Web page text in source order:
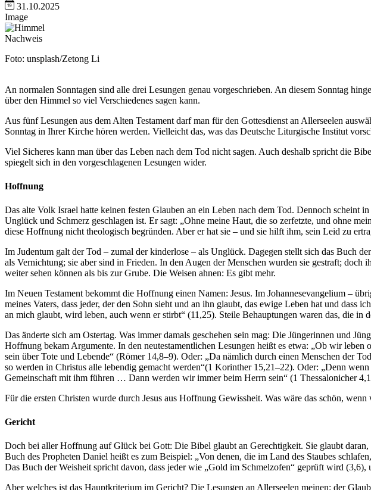
31.10.2025
Image
Nachweis
Foto: unsplash/Zetong Li
An normalen Sonntagen sind alle drei Lesungen genau vorgeschrieben. An diesem Sonntag
über den Himmel so viel Verschiedenes sagen kann.
Aus fünf Lesungen aus dem Alten Testament darf man für den Gottesdienst an Allerseelen
Sonntag in Ihrer Kirche hören werden. Vielleicht das, was das Deutsche Liturgische Institut
Viel Sicheres kann man über das Leben nach dem Tod nicht sagen. Auch deshalb spricht die
spiegelt sich in den vorgeschlagenen Lesungen wider.
Hoffnung
Das alte Volk Israel hatte keinen festen Glauben an ein Leben nach dem Tod. Dennoch
Unglück und Schmerz geschlagen ist. Er sagt: „Ohne meine Haut, die so zerfetzte, und ohne
diese Hoffnung nicht theologisch begründen. Aber er hat sie – und sie hilft ihm, sein Leid zu
Im Judentum galt der Tod – zumal der kinderlose – als Unglück. Dagegen stellt sich das Buch
als Vernichtung; sie aber sind in Frieden. In den Augen der Menschen wurden sie gestraft;
weiter sehen können als bis zur Grube. Die Weisen ahnen: Es gibt mehr.
Im Neuen Testament bekommt die Hoffnung einen Namen: Jesus. Im Johannesevangelium –
meines Vaters, dass jeder, der den Sohn sieht und an ihn glaubt, das ewige Leben hat und
an mich glaubt, wird leben, auch wenn er stirbt“ (11,25). Steile Behauptungen waren das, die
Das änderte sich am Ostertag. Was immer damals geschehen sein mag: Die Jüngerinnen und
Hoffnung bekam Argumente. In den neutestamentlichen Lesungen heißt es etwa: „Ob wir
sein über Tote und Lebende“ (Römer 14,8–9). Oder: „Da nämlich durch einen Menschen der
so werden in Christus alle lebendig gemacht werden“(1 Korinther 15,21–22). Oder: „Denn
Gemeinschaft mit ihm führen … Dann werden wir immer beim Herrn sein“ (1 Thessalonicher
Für die ersten Christen wurde durch Jesus aus Hoffnung Gewissheit. Was wäre das schön,
Gericht
Doch bei aller Hoffnung auf Glück bei Gott: Die Bibel glaubt an Gerechtigkeit. Sie glaubt
Buch des Propheten Daniel heißt es zum Beispiel: „Von denen, die im Land des Staubes
Das Buch der Weisheit spricht davon, dass jeder wie „Gold im Schmelzofen“ geprüft wird
Aber welches ist das Hauptkriterium im Gericht? Die Lesungen an Allerseelen meinen: der